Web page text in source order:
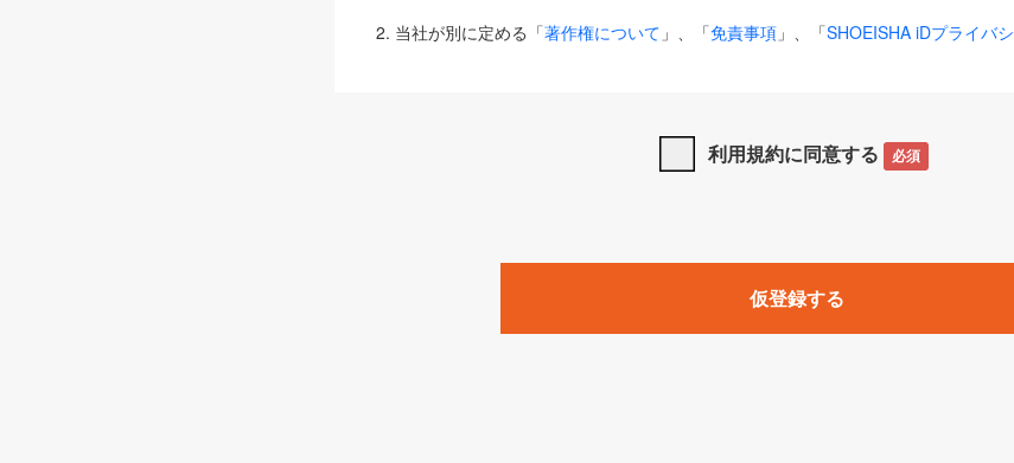
2. 当社が別に定める「著作権について 」、「免責事項 」、「SHOEISHA iDプライバ
は、本規約の規定が優先して適用されるものとします。
1. 「本サービス」とは、当社が提供する以下のサービス（名称や内容が変更された場
みます）及びこれらサービスに関連して当社が実施するイベントやキャンペーンをい
「SEBook」「SEShop」「CodeZine」「MarkeZine」「EnterpriseZine」「ECzine」
利用規約に同意する 必須
仮登録する